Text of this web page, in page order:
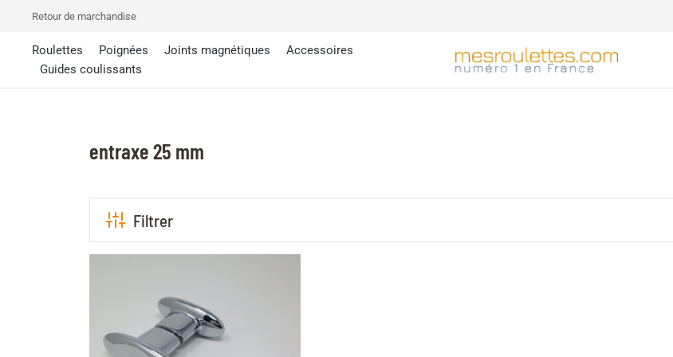
Retour de marchandise
Roulettes Poignées Joints magnétiques
Accessoires
Guides coulissants
entraxe 25 mm
Filtrer